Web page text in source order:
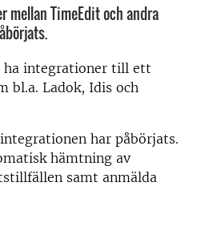
mellan TimeEdit och andra
integrationer till ett
bl.a. Ladok, Idis och
har påbörjats.
hämtning av
samt anmälda